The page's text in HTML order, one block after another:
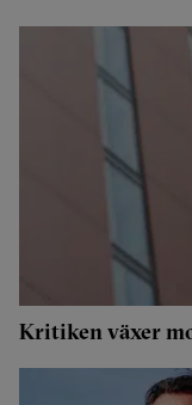
Kritiken växer